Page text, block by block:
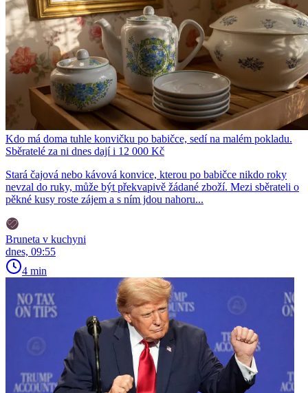
Kdo má doma tuhle konvičku po babičce, sedí na malém pokladu.
Sběratelé za ni dnes dají i 12 000 Kč
Stará čajová nebo kávová konvice, kterou po babičce nikdo roky
nevzal do ruky, může být překvapivě žádané zboží. Mezi sběrateli o
pěkné kusy roste zájem a s ním jdou nahoru...
Bruneta v kuchyni
dnes, 09:55
4 min